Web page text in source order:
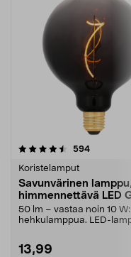
594arvostelut
Koristelamput
Savunvärinen
himmennettävä LED
E27 Smokey, musta
50 lm – vastaa noin 10
hehkulamppua. LED-
13,99
4.5 viidestä